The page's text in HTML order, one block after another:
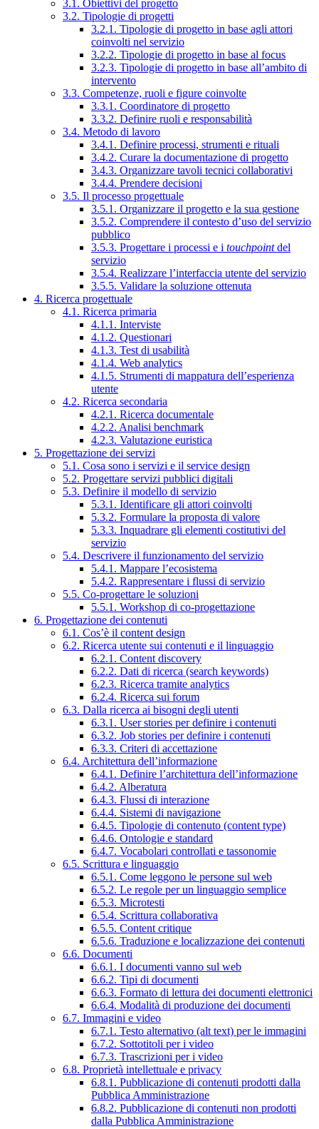
3.1. Obiettivi del progetto
3.2. Tipologie di progetti
3.2.1. Tipologie di progetto in base agli attori
coinvolti nel servizio
3.2.2. Tipologie di progetto in base al focus
3.2.3. Tipologie di progetto in base all’ambito di
intervento
3.3. Competenze, ruoli e figure coinvolte
3.3.1. Coordinatore di progetto
3.3.2. Definire ruoli e responsabilità
3.4. Metodo di lavoro
3.4.1. Definire processi, strumenti e rituali
3.4.2. Curare la documentazione di progetto
3.4.3. Organizzare tavoli tecnici collaborativi
3.4.4. Prendere decisioni
3.5. Il processo progettuale
3.5.1. Organizzare il progetto e la sua gestione
3.5.2. Comprendere il contesto d’uso del servizio
pubblico
3.5.3. Progettare i processi e i touchpointdel
servizio
3.5.4. Realizzare l’interfaccia utente del servizio
3.5.5. Validare la soluzione ottenuta
4. Ricerca progettuale
4.1. Ricerca primaria
4.1.1. Interviste
4.1.2. Questionari
4.1.3. Test di usabilità
4.1.4. Web analytics
4.1.5. Strumenti di mappatura dell’esperienza
utente
4.2. Ricerca secondaria
4.2.1. Ricerca documentale
4.2.2. Analisi benchmark
4.2.3. Valutazione euristica
5. Progettazione dei servizi
5.1. Cosa sono i servizi e il service design
5.2. Progettare servizi pubblici digitali
5.3. Definire il modello di servizio
5.3.1. Identificare gli attori coinvolti
5.3.2. Formulare la proposta di valore
5.3.3. Inquadrare gli elementi costitutivi del
servizio
5.4. Descrivere il funzionamento del servizio
5.4.1. Mappare l’ecosistema
5.4.2. Rappresentare i flussi di servizio
5.5. Co-progettare le soluzioni
5.5.1. Workshop di co-progettazione
6. Progettazione dei contenuti
6.1. Cos’è il content design
6.2. Ricerca utente sui contenuti e il linguaggio
6.2.1. Content discovery
6.2.2. Dati di ricerca (search keywords)
6.2.3. Ricerca tramite analytics
6.2.4. Ricerca sui forum
6.3. Dalla ricerca ai bisogni degli utenti
6.3.1. User stories per definire i contenuti
6.3.2. Job stories per definire i contenuti
6.3.3. Criteri di accettazione
6.4. Architettura dell’informazione
6.4.1. Definire l’architettura dell’informazione
6.4.2. Alberatura
6.4.3. Flussi di interazione
6.4.4. Sistemi di navigazione
6.4.5. Tipologie di contenuto (content type)
6.4.6. Ontologie e standard
6.4.7. Vocabolari controllati e tassonomie
6.5. Scrittura e linguaggio
6.5.1. Come leggono le persone sul web
6.5.2. Le regole per un linguaggio semplice
6.5.3. Microtesti
6.5.4. Scrittura collaborativa
6.5.5. Content critique
6.5.6. Traduzione e localizzazione dei contenuti
6.6. Documenti
6.6.1. I documenti vanno sul web
6.6.2. Tipi di documenti
6.6.3. Formato di lettura dei documenti elettronici
6.6.4. Modalità di produzione dei documenti
6.7. Immagini e video
6.7.1. Testo alternativo (alt text) per le immagini
6.7.2. Sottotitoli per i video
6.7.3. Trascrizioni per i video
6.8. Proprietà intellettuale e privacy
6.8.1. Pubblicazione di contenuti prodotti dalla
Pubblica Amministrazione
6.8.2. Pubblicazione di contenuti non prodotti
dalla Pubblica Amministrazione